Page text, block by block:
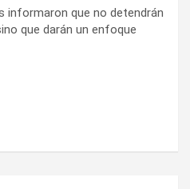
informaron que no detendrán
que darán un enfoque